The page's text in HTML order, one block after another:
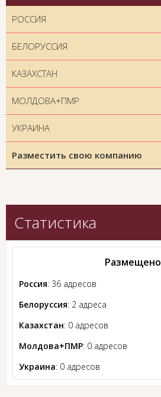
РОССИЯ
БЕЛОРУССИЯ
КАЗАХСТАН
МОЛДОВА+ПМР
УКРАИНА
Разместить свою компанию
Статистика
Размещено
Россия: 36 адресов
Белоруссия: 2 адреса
Казахстан: 0 адресов
Молдова+ПМР: 0 адресов
Украина: 0 адресов